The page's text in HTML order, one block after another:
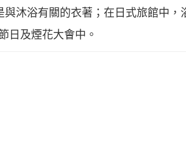
沐浴有關的衣著；在日式旅館中，
日及煙花大會中。